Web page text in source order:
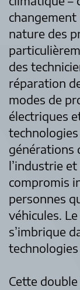
nature des
des
réparation
modes de
électriques
générations
l’industrie
compromis
personnes
véhicules.
s’imbrique
Cette